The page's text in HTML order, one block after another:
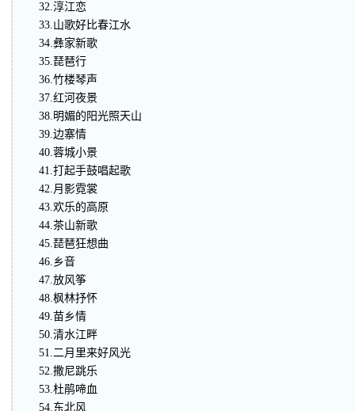
32.淳江恋
33.山歌好比春江水
34.彝家新歌
35.琵琶行
36.竹楼琴声
37.红河夜景
38.明媚的阳光照天山
39.边寨情
40.蓉城小景
41.打起手鼓唱起歌
42.月影霓裳
43.欢乐的高原
44.茶山新歌
45.琵琶狂想曲
46.乡音
47.放风筝
48.枫林抒怀
49.苗乡情
50.清水江畔
51.二月里来好风光
52.撒尼跳乐
53.杜鹃啼血
54.东北风